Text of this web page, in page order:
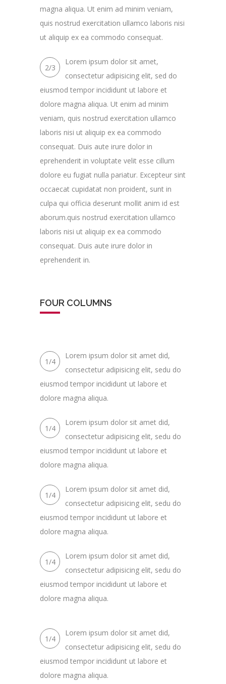
magna aliqua. Ut enim ad minim veniam,
quis nostrud exercitation ullamco laboris nisi
ut aliquip ex ea commodo consequat.
2/3
Lorem ipsum dolor sit amet,
consectetur adipisicing elit, sed do
eiusmod tempor incididunt ut labore et
dolore magna aliqua. Ut enim ad minim
veniam, quis nostrud exercitation ullamco
laboris nisi ut aliquip ex ea commodo
consequat. Duis aute irure dolor in
eprehenderit in voluptate velit esse cillum
dolore eu fugiat nulla pariatur. Excepteur sint
occaecat cupidatat non proident, sunt in
culpa qui officia deserunt mollit anim id est
aborum.quis nostrud exercitation ullamco
laboris nisi ut aliquip ex ea commodo
consequat. Duis aute irure dolor in
eprehenderit in.
FOUR COLUMNS
1/4
Lorem ipsum dolor sit amet did,
consectetur adipisicing elit, sedu do
eiusmod tempor incididunt ut labore et
dolore magna aliqua.
1/4
Lorem ipsum dolor sit amet did,
consectetur adipisicing elit, sedu do
eiusmod tempor incididunt ut labore et
dolore magna aliqua.
1/4
Lorem ipsum dolor sit amet did,
consectetur adipisicing elit, sedu do
eiusmod tempor incididunt ut labore et
dolore magna aliqua.
1/4
Lorem ipsum dolor sit amet did,
consectetur adipisicing elit, sedu do
eiusmod tempor incididunt ut labore et
dolore magna aliqua.
1/4
Lorem ipsum dolor sit amet did,
consectetur adipisicing elit, sedu do
eiusmod tempor incididunt ut labore et
dolore magna aliqua.